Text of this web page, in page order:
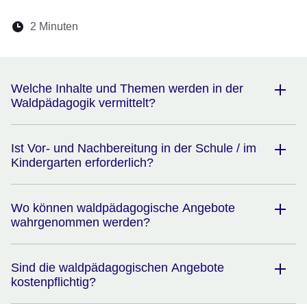
Lesedauer:
2 Minuten
Welche Inhalte und Themen werden in der
Waldpädagogik vermittelt?
Ist Vor- und Nachbereitung in der Schule / im
Kindergarten erforderlich?
Wo können waldpädagogische Angebote
wahrgenommen werden?
Sind die waldpädagogischen Angebote
kostenpflichtig?